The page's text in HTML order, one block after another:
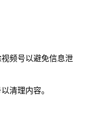
频号以避免信息泄
清理内容。